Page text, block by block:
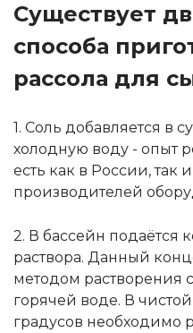
Существует
способа
рассола для
1. Соль добавляется в
холодную воду - опыт
есть как в России, так
производителей
2. В бассейн подаётся
раствора. Данный
методом растворения
горячей воде. В
градусов необходимо